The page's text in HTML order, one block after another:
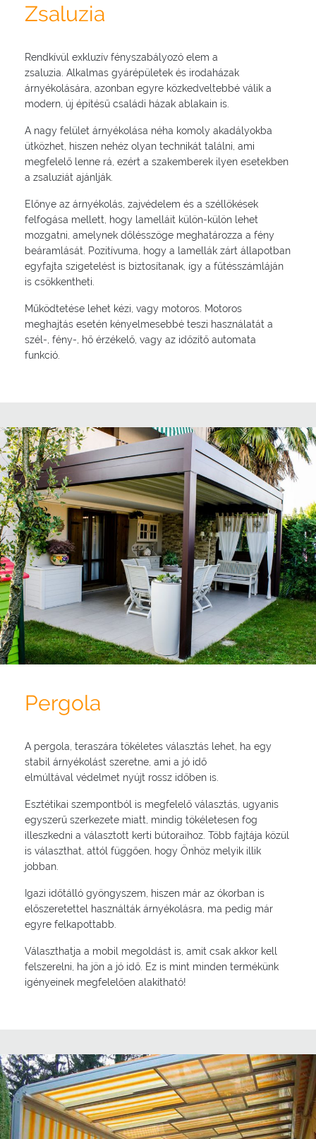
Zsaluzia
Rendkívül exkluzív fényszabályozó elem a
zsaluzia. Alkalmas gyárépületek és irodaházak
árnyékolására, azonban egyre közkedveltebbé válik a
modern, új építésű családi házak ablakain is.
A nagy felület árnyékolása néha komoly akadályokba
ütközhet, hiszen nehéz olyan technikát találni, ami
megfelelő lenne rá, ezért a szakemberek ilyen esetekben
a zsaluziát ajánlják.
Előnye az árnyékolás, zajvédelem és a széllökések
felfogása mellett, hogy lamelláit külön-külön lehet
mozgatni, amelynek dőlésszöge meghatározza a fény
beáramlását. Pozitívuma, hogy a lamellák zárt állapotban
egyfajta szigetelést is biztosítanak, így a fűtésszámláján
is csökkentheti.
Működtetése lehet kézi, vagy motoros. Motoros
meghajtás esetén kényelmesebbé teszi használatát a
szél-, fény-, hő érzékelő, vagy az időzítő automata
funkció.
Pergola
A pergola, teraszára tökéletes választás lehet, ha egy
stabil árnyékolást szeretne, ami a jó idő
elmúltával védelmet nyújt rossz időben is.
Esztétikai szempontból is megfelelő választás, ugyanis
egyszerű szerkezete miatt, mindig tökéletesen fog
illeszkedni a választott kerti bútoraihoz. Több fajtája közül
is választhat, attól függően, hogy Önhöz melyik illik
jobban.
Igazi időtálló gyöngyszem, hiszen már az ókorban is
előszeretettel használták árnyékolásra, ma pedig már
egyre felkapottabb.
Választhatja a mobil megoldást is, amit csak akkor kell
felszerelni, ha jön a jó idő. Ez is mint minden termékünk
igényeinek megfelelően alakítható!